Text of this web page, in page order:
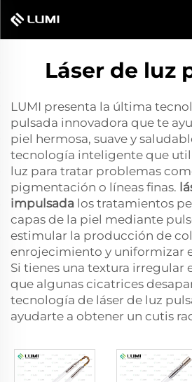
Láser de luz
LUMI presenta la última
pulsada innovadora que te
piel hermosa, suave y
tecnología inteligente que
luz para tratar problemas
pigmentación o líneas finas.
impulsada los tratamientos
capas de la piel mediante
estimular la producción de
enrojecimiento y uniformizar
Si tienes una textura irregular
que algunas cicatrices
tecnología de láser de luz
ayudarte a obtener un cutis